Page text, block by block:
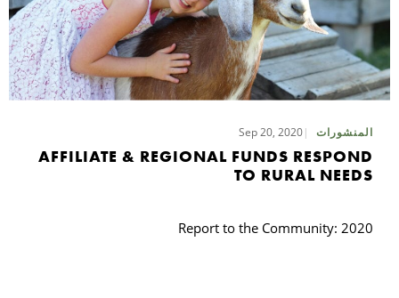
المنشورات Sep 20, 2020
AFFILIATE & REGIONAL FUNDS RESPOND
TO RURAL NEEDS
Report to the Community: 2020